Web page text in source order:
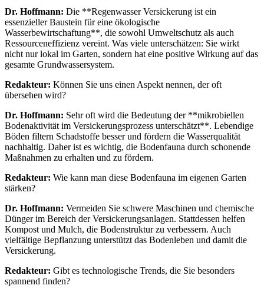
Dr. Hoffmann: Die **Regenwasser Versickerung ist ein
essenzieller Baustein für eine ökologische
Wasserbewirtschaftung**, die sowohl Umweltschutz als auch
Ressourceneffizienz vereint. Was viele unterschätzen: Sie wirkt
nicht nur lokal im Garten, sondern hat eine positive Wirkung auf das
gesamte Grundwassersystem.
Redakteur: Können Sie uns einen Aspekt nennen, der oft
übersehen wird?
Dr. Hoffmann: Sehr oft wird die Bedeutung der **mikrobiellen
Bodenaktivität im Versickerungsprozess unterschätzt**. Lebendige
Böden filtern Schadstoffe besser und fördern die Wasserqualität
nachhaltig. Daher ist es wichtig, die Bodenfauna durch schonende
Maßnahmen zu erhalten und zu fördern.
Redakteur: Wie kann man diese Bodenfauna im eigenen Garten
stärken?
Dr. Hoffmann: Vermeiden Sie schwere Maschinen und chemische
Dünger im Bereich der Versickerungsanlagen. Stattdessen helfen
Kompost und Mulch, die Bodenstruktur zu verbessern. Auch
vielfältige Bepflanzung unterstützt das Bodenleben und damit die
Versickerung.
Redakteur: Gibt es technologische Trends, die Sie besonders
spannend finden?